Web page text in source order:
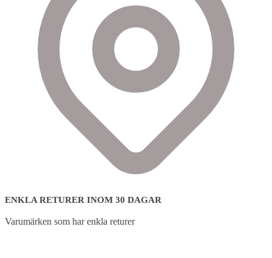
ENKLA RETURER INOM 30 DAGAR
Varumärken som har enkla returer